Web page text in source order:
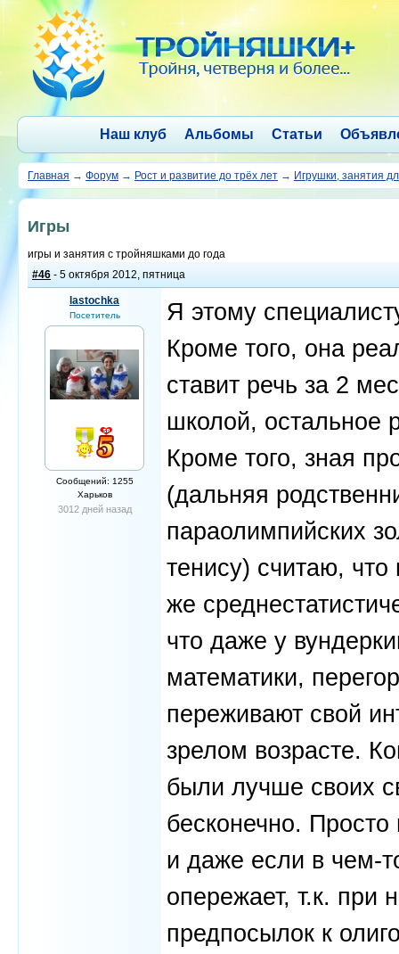
Наш клуб Альбомы Статьи
Главная → Форум → Рост и развитие до трёх лет → Игрушки, занятия
Игры
игры и занятия с тройняшками до года
#46 - 5 октября 2012, пятница
lastochka
Посетитель
Сообщений: 1255
Харьков
3012 дней назад
Я этому
Кроме того, она
ставит речь за 2
школой, остальное
Кроме того, зная
(дальняя
параолимпийских
тенису) считаю, что
же
что даже у
математики,
переживают свой
зрелом возрасте.
были лучше своих
бесконечно.
и даже если в чем-
опережает, т.к. при
предпосылок к